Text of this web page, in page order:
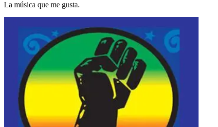
La música que me gusta.